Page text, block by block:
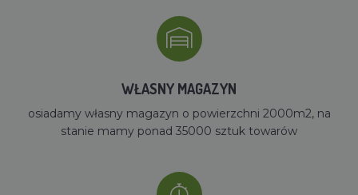
WŁASNY MAGAZYN
osiadamy własny magazyn o powierzchni 2000m2, na
stanie mamy ponad 35000 sztuk towarów